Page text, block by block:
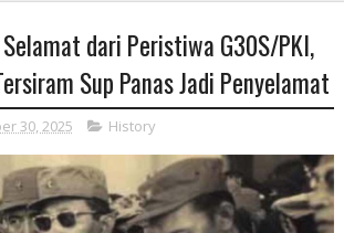
dari Peristiwa G30S/PKI,
Sup Panas Jadi Penyelamat
30, 2025 History